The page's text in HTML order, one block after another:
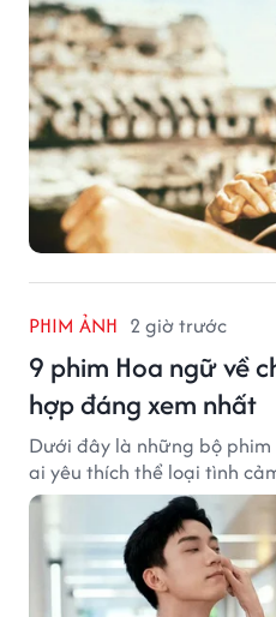
PHIM ẢNH 2 giờ trước
9 phim Hoa ngữ về
hợp đáng xem nhất
Dưới đây là những bộ
ai yêu thích thể loại tình